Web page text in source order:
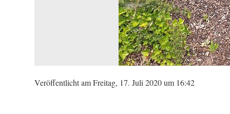
Veröffentlicht am Freitag, 17. Juli 2020 um 16:42